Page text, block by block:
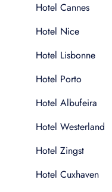
Hotel Cannes
Hotel Nice
Hotel Lisbonne
Hotel Porto
Hotel Albufeira
Hotel Westerland
Hotel Zingst
Hotel Cuxhaven